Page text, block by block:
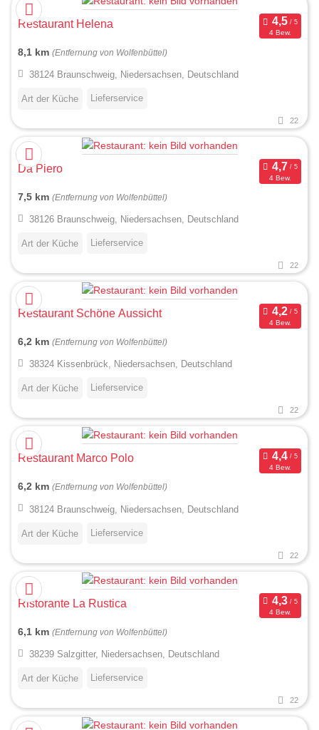
Restaurant Helena
4 Bew.
8,1 km (Entfernung von Wolfenbüttel)
38124 Braunschweig, Niedersachsen, Deutschland
Art der Küche Lieferservice
22
Da Piero
4 Bew.
7,5 km (Entfernung von Wolfenbüttel)
38126 Braunschweig, Niedersachsen, Deutschland
Art der Küche Lieferservice
22
Restaurant Schöne Aussicht
4 Bew.
6,2 km (Entfernung von Wolfenbüttel)
38324 Kissenbrück, Niedersachsen, Deutschland
Art der Küche Lieferservice
22
Restaurant Marco Polo
4 Bew.
6,2 km (Entfernung von Wolfenbüttel)
38124 Braunschweig, Niedersachsen, Deutschland
Art der Küche Lieferservice
22
Ristorante La Rustica
4 Bew.
6,1 km (Entfernung von Wolfenbüttel)
38239 Salzgitter, Niedersachsen, Deutschland
Art der Küche Lieferservice
22